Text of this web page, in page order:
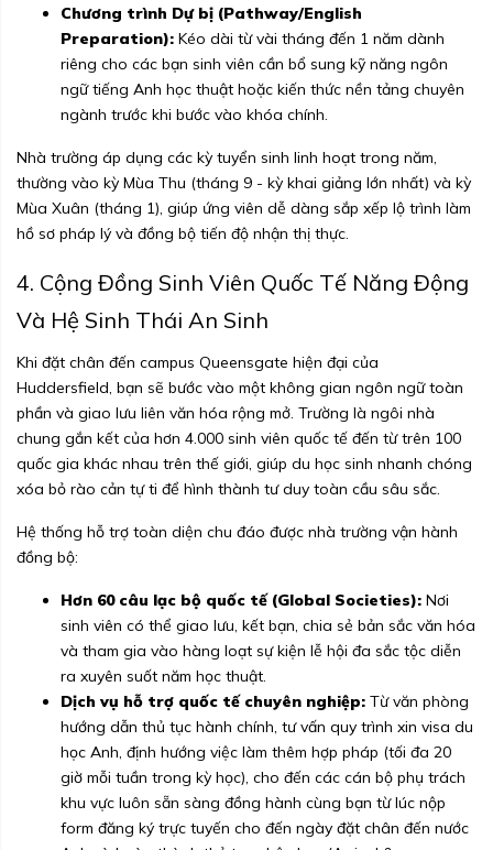
Chương trình Dự bị (Pathway/English
Preparation): Kéo dài từ vài tháng đến 1 năm dành
riêng cho các bạn sinh viên cần bổ sung kỹ năng ngôn
ngữ tiếng Anh học thuật hoặc kiến thức nền tảng chuyên
ngành trước khi bước vào khóa chính.
Nhà trường áp dụng các kỳ tuyển sinh linh hoạt trong năm,
thường vào kỳ Mùa Thu (tháng 9 - kỳ khai giảng lớn nhất) và kỳ
Mùa Xuân (tháng 1), giúp ứng viên dễ dàng sắp xếp lộ trình làm
hồ sơ pháp lý và đồng bộ tiến độ nhận thị thực.
4. Cộng Đồng Sinh Viên Quốc Tế Năng Động
Và Hệ Sinh Thái An Sinh
Khi đặt chân đến campus Queensgate hiện đại của
Huddersfield, bạn sẽ bước vào một không gian ngôn ngữ toàn
phần và giao lưu liên văn hóa rộng mở. Trường là ngôi nhà
chung gắn kết của hơn 4.000 sinh viên quốc tế đến từ trên 100
quốc gia khác nhau trên thế giới, giúp du học sinh nhanh chóng
xóa bỏ rào cản tự ti để hình thành tư duy toàn cầu sâu sắc.
Hệ thống hỗ trợ toàn diện chu đáo được nhà trường vận hành
đồng bộ:
Hơn 60 câu lạc bộ quốc tế (Global Societies): Nơi
sinh viên có thể giao lưu, kết bạn, chia sẻ bản sắc văn hóa
và tham gia vào hàng loạt sự kiện lễ hội đa sắc tộc diễn
ra xuyên suốt năm học thuật.
Dịch vụ hỗ trợ quốc tế chuyên nghiệp: Từ văn phòng
hướng dẫn thủ tục hành chính, tư vấn quy trình xin visa du
học Anh, định hướng việc làm thêm hợp pháp (tối đa 20
giờ mỗi tuần trong kỳ học), cho đến các cán bộ phụ trách
khu vực luôn sẵn sàng đồng hành cùng bạn từ lúc nộp
form đăng ký trực tuyến cho đến ngày đặt chân đến nước